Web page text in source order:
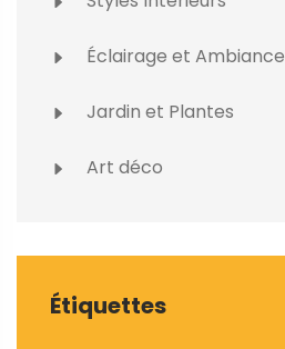
Éclairage et Ambiance
Jardin et Plantes
Art déco
Étiquettes